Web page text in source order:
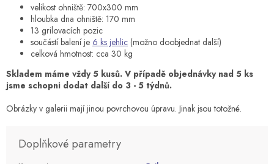
velikost ohniště: 700x300 mm
hloubka dna ohniště: 170 mm
13 grilovacích pozic
součástí balení je 6 ks jehlic (možno doobjednat další)
celková hmotnost: cca 30 kg
Skladem máme vždy 5 kusů. V případě objednávky nad 5 ks
jsme schopni dodat další do 3 - 5 týdnů.
Obrázky v galerii mají jinou povrchovou úpravu. Jinak jsou totožné.
Doplňkové parametry